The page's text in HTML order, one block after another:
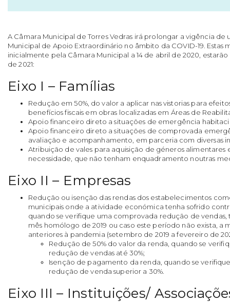
A Câmara Municipal de Torres Vedras irá prolongar a vigência
Municipal de Apoio Extraordinário no âmbito da COVID-19. Estas
inicialmente pela Câmara Municipal a 14 de abril de 2020,
de 2021:
Eixo I – Famílias
Redução em 50%, do valor a aplicar nas vistorias para
benefícios fiscais em obras localizadas em Áreas de
Apoio financeiro direto a situações de emergência
Apoio financeiro direto a situações de comprovada
avaliação e acompanhamento, em parceria com diversas
Atribuição de vales para aquisição de géneros alimentares
necessidade, que não tenham enquadramento noutras
Eixo II – Empresas
Redução ou isenção das rendas dos estabelecimentos
municipais onde a atividade económica tenha sofrido
quando se verifique uma comprovada redução de
mês homólogo de 2019 ou caso este período não exista, a
anteriores à pandemia (setembro de 2019 a fevereiro de
Redução de 50% do valor da renda, quando se
redução de vendas até 30%;
Isenção de pagamento da renda, quando se
redução de venda superior a 30%.
Eixo III – Instituições/